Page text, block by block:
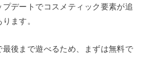
プデートでコスメティック要素が追
ます。
後まで遊べるため、まずは無料で